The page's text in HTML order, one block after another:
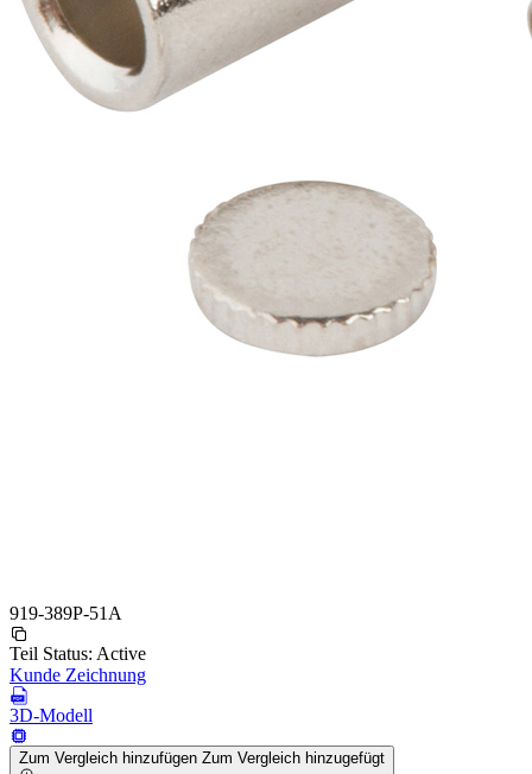
919-389P-51A
Teil Status: Active
Kunde Zeichnung
3D-Modell
Zum Vergleich hinzufügen Zum Vergleich hinzugefügt